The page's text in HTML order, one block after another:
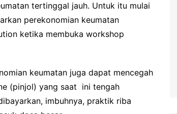
tertinggal jauh. Untuk itu mulai
perekonomian keumatan
ketika membuka workshop
keumatan juga dapat mencegah
(pinjol) yang saat ini tengah
imbuhnya, praktik riba